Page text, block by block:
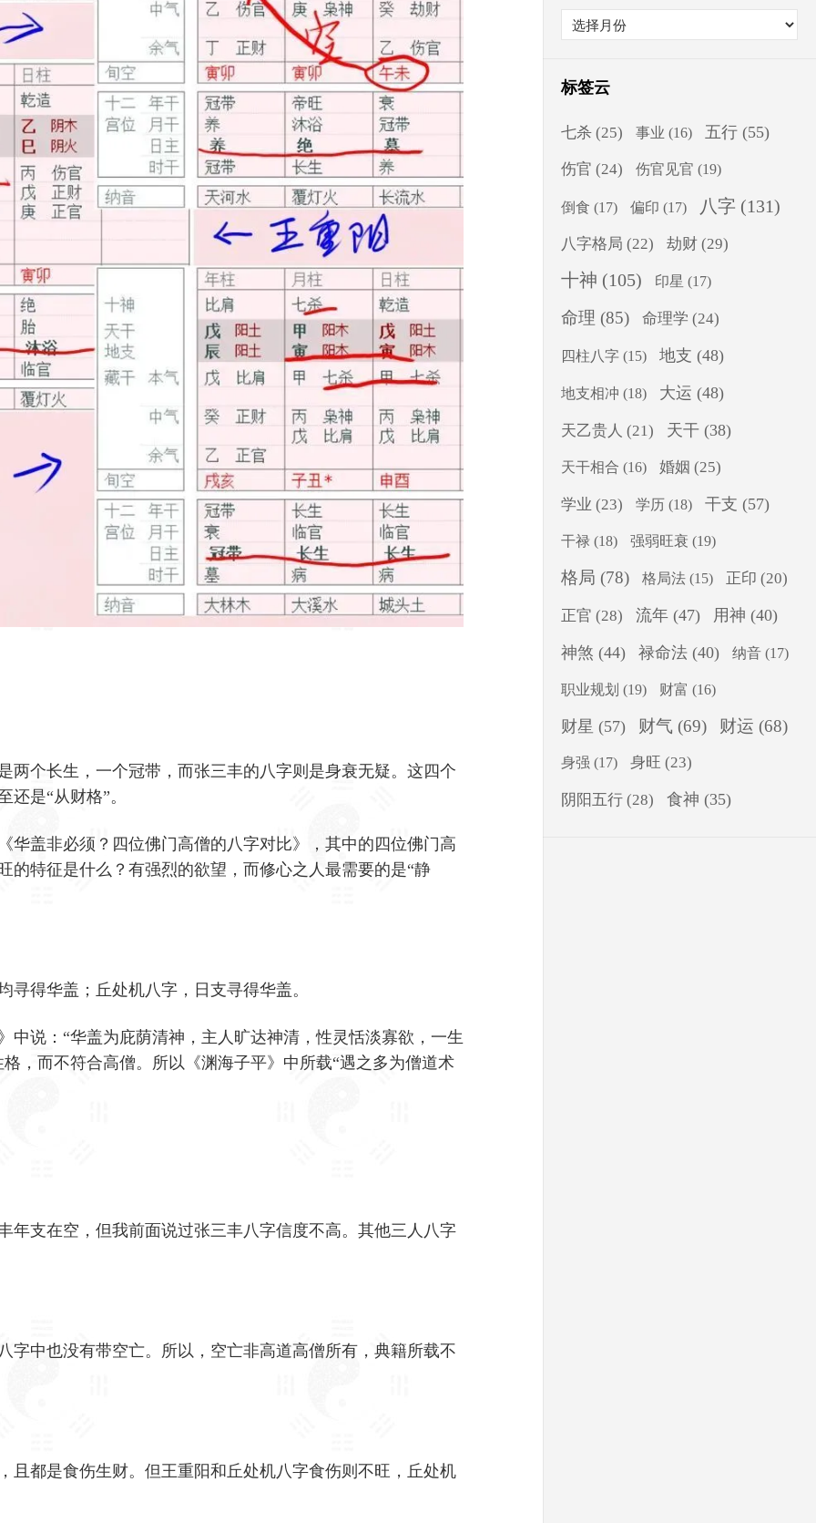
两个长生，一个冠带，而张三丰的八字则是身衰无疑。这四个
是“从财格”。
华盖非必须？四位佛门高僧的八字对比》，其中的四位佛门高
的特征是什么？有强烈的欲望，而修心之人最需要的是“静
得华盖；丘处机八字，日支寻得华盖。
中说：“华盖为庇荫清神，主人旷达神清，性灵恬淡寡欲，一生
，而不符合高僧。所以《渊海子平》中所载“遇之多为僧道术
年支在空，但我前面说过张三丰八字信度不高。其他三人八字
字中也没有带空亡。所以，空亡非高道高僧所有，典籍所载不
且都是食伤生财。但王重阳和丘处机八字食伤则不旺，丘处机
标签云
七杀 (25) 事业 (16) 五行 (55)
伤官 (24) 伤官见官 (19)
倒食 (17) 偏印 (17) 八字 (131)
八字格局 (22) 劫财 (29)
十神 (105) 印星 (17)
命理 (85) 命理学 (24)
四柱八字 (15) 地支 (48)
地支相冲 (18) 大运 (48)
天乙贵人 (21) 天干 (38)
天干相合 (16) 婚姻 (25)
学业 (23) 学历 (18) 干支 (57)
干禄 (18) 强弱旺衰 (19)
格局 (78) 格局法 (15) 正印 (20)
正官 (28) 流年 (47) 用神 (40)
神煞 (44) 禄命法 (40) 纳音 (17)
职业规划 (19) 财富 (16)
财星 (57) 财气 (69) 财运 (68)
身强 (17) 身旺 (23)
阴阳五行 (28) 食神 (35)